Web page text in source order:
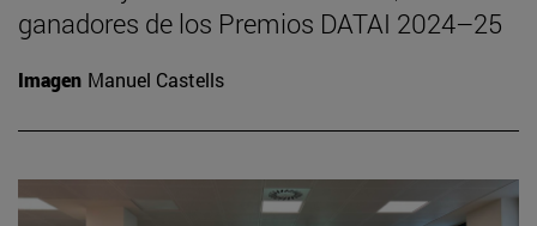
ganadores de los Premios DATAI 2024–25
Imagen Manuel Castells